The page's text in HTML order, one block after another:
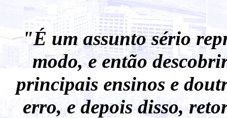
"É um assunto sério
modo, e então
principais ensinos e
erro, e depois disso,